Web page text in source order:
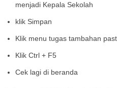
menjadi Kepala Sekolah
klik Simpan
Klik menu tugas tambahan
Klik Ctrl + F5
Cek lagi di beranda